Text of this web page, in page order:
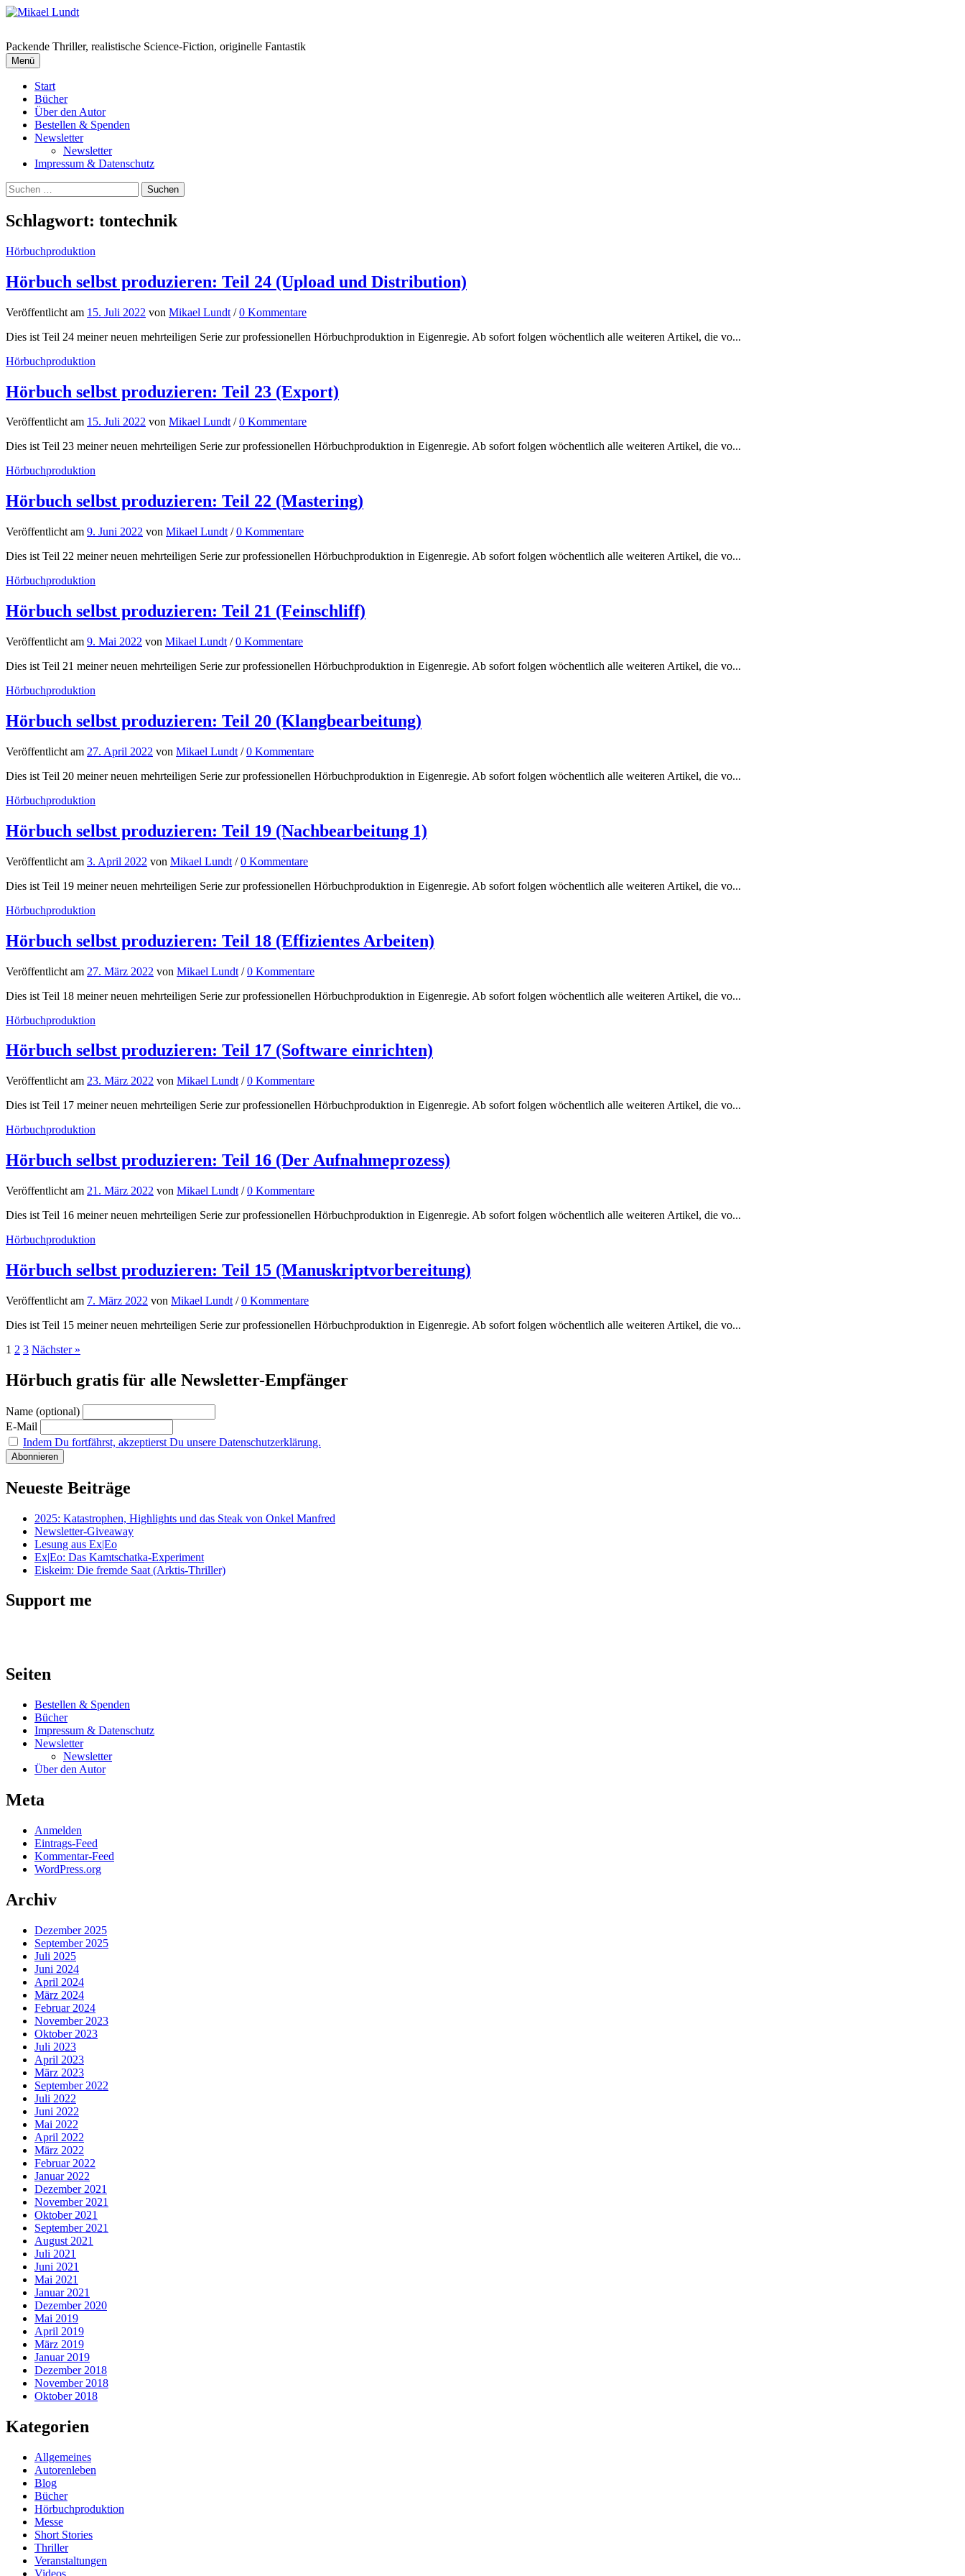
Springe
Packende Thriller, realistische Science-Fiction, originelle Fantastik
Menü
Start
Bücher
Über den Autor
Bestellen & Spenden
Newsletter
Newsletter
Impressum & Datenschutz
Suchen
nach:
Schlagwort: tontechnik
Hörbuchproduktion
Hörbuch selbst produzieren: Teil 24 (Upload und Distribution)
Veröffentlicht am 15. Juli 2022 von Mikael Lundt /0 Kommentare
Dies ist Teil 24 meiner neuen mehrteiligen Serie zur professionellen Hörbuchproduktion in Eigenregie. Ab sofort folgen wöchentlich alle weiteren Artikel, die vo...
Hörbuchproduktion
Hörbuch selbst produzieren: Teil 23 (Export)
Veröffentlichtam 15. Juli 2022 von Mikael Lundt /0 Kommentare
Dies ist Teil 23 meiner neuen mehrteiligen Serie zur professionellen Hörbuchproduktion in Eigenregie. Ab sofort folgen wöchentlich alle weiteren Artikel, die vo...
Hörbuchproduktion
Hörbuch selbst produzieren: Teil 22 (Mastering)
Veröffentlicht am 9. Juni 2022 von Mikael Lundt /0 Kommentare
Dies ist Teil 22 meiner neuen mehrteiligen Serie zur professionellen Hörbuchproduktion in Eigenregie. Ab sofort folgen wöchentlich alle weiteren Artikel, die vo...
Hörbuchproduktion
Hörbuch selbst produzieren: Teil 21 (Feinschliff)
Veröffentlicht am 9. Mai 2022 von Mikael Lundt /0 Kommentare
Dies ist Teil 21 meiner neuen mehrteiligen Serie zur professionellen Hörbuchproduktion in Eigenregie. Ab sofort folgen wöchentlich alle weiteren Artikel, die vo...
Hörbuchproduktion
Hörbuch selbst produzieren: Teil 20 (Klangbearbeitung)
Veröffentlicht am 27. April 2022 von Mikael Lundt /0 Kommentare
Dies ist Teil 20 meiner neuen mehrteiligen Serie zur professionellen Hörbuchproduktion in Eigenregie. Ab sofort folgen wöchentlich alle weiteren Artikel, die vo...
Hörbuchproduktion
Hörbuch selbst produzieren: Teil 19 (Nachbearbeitung 1)
Veröffentlicht am 3. April 2022 von Mikael Lundt /0 Kommentare
Dies ist Teil 19 meiner neuen mehrteiligen Serie zur professionellen Hörbuchproduktion in Eigenregie. Ab sofort folgen wöchentlich alle weiteren Artikel, die vo...
Hörbuchproduktion
Hörbuch selbst produzieren: Teil 18 (Effizientes Arbeiten)
Veröffentlicht am 27. März 2022 von Mikael Lundt /0 Kommentare
Dies ist Teil 18 meiner neuen mehrteiligen Serie zur professionellen Hörbuchproduktion in Eigenregie. Ab sofort folgen wöchentlich alle weiteren Artikel, die vo...
Hörbuchproduktion
Hörbuch selbst produzieren: Teil 17 (Software einrichten)
Veröffentlicht am 23. März 2022 von Mikael Lundt /0 Kommentare
Dies ist Teil 17 meiner neuen mehrteiligen Serie zur professionellen Hörbuchproduktion in Eigenregie. Ab sofort folgen wöchentlich alle weiteren Artikel, die vo...
Hörbuchproduktion
Hörbuch selbst produzieren: Teil 16 (Der Aufnahmeprozess)
Veröffentlicht am 21. März 2022 von Mikael Lundt /0 Kommentare
Dies ist Teil 16 meiner neuen mehrteiligen Serie zur professionellen Hörbuchproduktion in Eigenregie. Ab sofort folgen wöchentlich alle weiteren Artikel, die vo...
Hörbuchproduktion
Hörbuch selbst produzieren: Teil 15 (Manuskriptvorbereitung)
Veröffentlicht am 7. März 2022 von Mikael Lundt /0 Kommentare
Dies ist Teil 15 meiner neuen mehrteiligen Serie zur professionellen Hörbuchproduktion in Eigenregie. Ab sofort folgen wöchentlich alle weiteren Artikel, die vo...
Seitennummerierung
der
Beiträge
1 2 3 Nächster »
Hörbuch gratis für alle Newsletter-Empfänger
Name (optional)
E-Mail
Indem Du fortfährst, akzeptierst Du unsere Datenschutzerklärung.
Neueste Beiträge
2025: Katastrophen, Highlights und das Steak von Onkel Manfred
Newsletter-Giveaway
Lesung aus Ex|Eo
Ex|Eo: Das Kamtschatka-Experiment
Eiskeim: Die fremde Saat (Arktis-Thriller)
Support me
Seiten
Bestellen & Spenden
Bücher
Impressum & Datenschutz
Newsletter
Newsletter
Über den Autor
Meta
Anmelden
Eintrags-Feed
Kommentar-Feed
WordPress.org
Archiv
Dezember 2025
September 2025
Juli 2025
Juni 2024
April 2024
März 2024
Februar 2024
November 2023
Oktober 2023
Juli 2023
April 2023
März 2023
September 2022
Juli 2022
Juni 2022
Mai 2022
April 2022
März 2022
Februar 2022
Januar 2022
Dezember 2021
November 2021
Oktober 2021
September 2021
August 2021
Juli 2021
Juni 2021
Mai 2021
Januar 2021
Dezember 2020
Mai 2019
April 2019
März 2019
Januar 2019
Dezember 2018
November 2018
Oktober 2018
Kategorien
Allgemeines
Autorenleben
Blog
Bücher
Hörbuchproduktion
Messe
Short Stories
Thriller
Veranstaltungen
Videos